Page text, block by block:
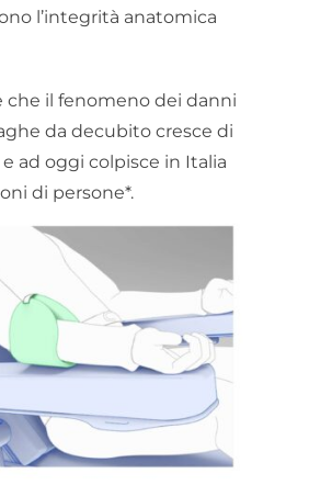
l’integrità anatomica
che il fenomeno dei danni
da decubito cresce di
ad oggi colpisce in Italia
di persone*.